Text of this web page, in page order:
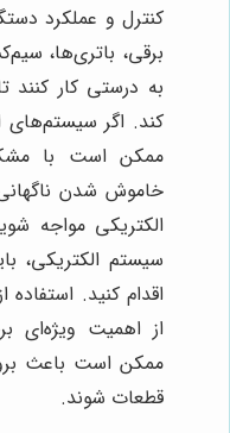
کنترل و عملکرد
برقی، باتری‌ها،
به درستی کار کنند
کند. اگر سیستم‌های
ممکن است با
خاموش شدن
الکتریکی مواجه
سیستم الکتریکی،
اقدام کنید.
از اهمیت ویژه‌ای
ممکن است باعث
قطعات شوند.